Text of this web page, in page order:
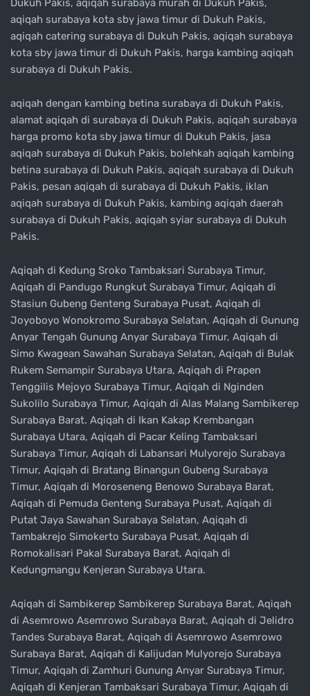
aqiqah surabaya kota sby jawa timur di Dukuh Pakis,
aqiqah catering surabaya di Dukuh Pakis, aqiqah surabaya
kota sby jawa timur di Dukuh Pakis, harga kambing aqiqah
surabaya di Dukuh Pakis.
aqiqah dengan kambing betina surabaya di Dukuh Pakis,
alamat aqiqah di surabaya di Dukuh Pakis, aqiqah surabaya
harga promo kota sby jawa timur di Dukuh Pakis, jasa
aqiqah surabaya di Dukuh Pakis, bolehkah aqiqah kambing
betina surabaya di Dukuh Pakis, aqiqah surabaya di Dukuh
Pakis, pesan aqiqah di surabaya di Dukuh Pakis, iklan
aqiqah surabaya di Dukuh Pakis, kambing aqiqah daerah
surabaya di Dukuh Pakis, aqiqah syiar surabaya di Dukuh
Pakis.
Aqiqah di Kedung Sroko Tambaksari Surabaya Timur,
Aqiqah di Pandugo Rungkut Surabaya Timur, Aqiqah di
Stasiun Gubeng Genteng Surabaya Pusat, Aqiqah di
Joyoboyo Wonokromo Surabaya Selatan, Aqiqah di Gunung
Anyar Tengah Gunung Anyar Surabaya Timur, Aqiqah di
Simo Kwagean Sawahan Surabaya Selatan, Aqiqah di Bulak
Rukem Semampir Surabaya Utara, Aqiqah di Prapen
Tenggilis Mejoyo Surabaya Timur, Aqiqah di Nginden
Sukolilo Surabaya Timur, Aqiqah di Alas Malang Sambikerep
Surabaya Barat. Aqiqah di Ikan Kakap Krembangan
Surabaya Utara, Aqiqah di Pacar Keling Tambaksari
Surabaya Timur, Aqiqah di Labansari Mulyorejo Surabaya
Timur, Aqiqah di Bratang Binangun Gubeng Surabaya
Timur, Aqiqah di Moroseneng Benowo Surabaya Barat,
Aqiqah di Pemuda Genteng Surabaya Pusat, Aqiqah di
Putat Jaya Sawahan Surabaya Selatan, Aqiqah di
Tambakrejo Simokerto Surabaya Pusat, Aqiqah di
Romokalisari Pakal Surabaya Barat, Aqiqah di
Kedungmangu Kenjeran Surabaya Utara.
Aqiqah di Sambikerep Sambikerep Surabaya Barat, Aqiqah
di Asemrowo Asemrowo Surabaya Barat, Aqiqah di Jelidro
Tandes Surabaya Barat, Aqiqah di Asemrowo Asemrowo
Surabaya Barat, Aqiqah di Kalijudan Mulyorejo Surabaya
Timur, Aqiqah di Zamhuri Gunung Anyar Surabaya Timur,
Aqiqah di Kenjeran Tambaksari Surabaya Timur, Aqiqah di